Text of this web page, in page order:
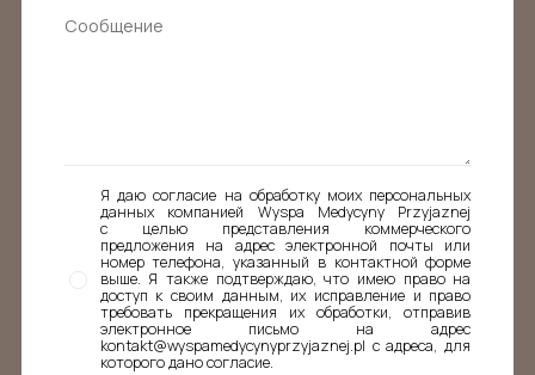
Я даю согласие на обработку моих персональных
данных компанией Wyspa Medycyny Przyjaznej
с целью представления коммерческого
предложения на адрес электронной почты или
номер телефона, указанный в контактной форме
выше. Я также подтверждаю, что имею право на
доступ к своим данным, их исправление и право
требовать прекращения их обработки, отправив
электронное письмо на адрес
kontakt@wyspamedycynyprzyjaznej.pl с адреса, для
которого дано согласие.